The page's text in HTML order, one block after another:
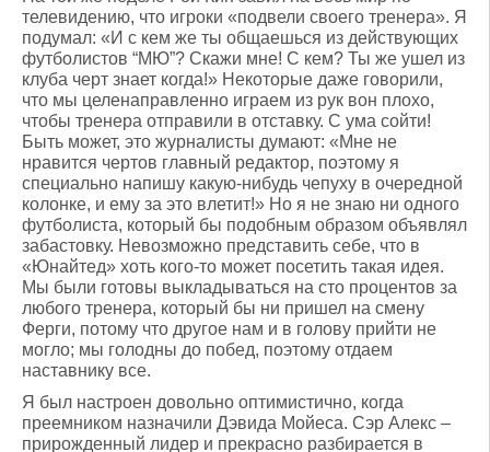
телевидению, что игроки «подвели своего тренера». Я
подумал: «И с кем же ты общаешься из действующих
футболистов “МЮ”? Скажи мне! С кем? Ты же ушел из
клуба черт знает когда!» Некоторые даже говорили,
что мы целенаправленно играем из рук вон плохо,
чтобы тренера отправили в отставку. С ума сойти!
Быть может, это журналисты думают: «Мне не
нравится чертов главный редактор, поэтому я
специально напишу какую-нибудь чепуху в очередной
колонке, и ему за это влетит!» Но я не знаю ни одного
футболиста, который бы подобным образом объявлял
забастовку. Невозможно представить себе, что в
«Юнайтед» хоть кого-то может посетить такая идея.
Мы были готовы выкладываться на сто процентов за
любого тренера, который бы ни пришел на смену
Ферги, потому что другое нам и в голову прийти не
могло; мы голодны до побед, поэтому отдаем
наставнику все.
Я был настроен довольно оптимистично, когда
преемником назначили Дэвида Мойеса. Сэр Алекс –
прирожденный лидер и прекрасно разбирается в